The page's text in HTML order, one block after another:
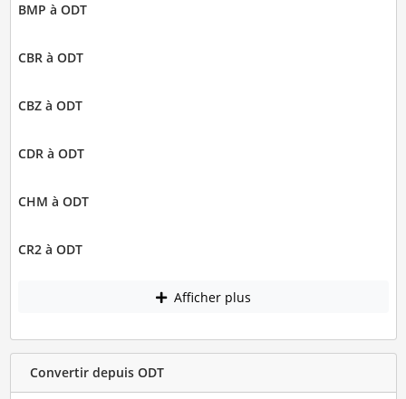
BMP à ODT
CBR à ODT
CBZ à ODT
CDR à ODT
CHM à ODT
CR2 à ODT
Afficher plus
Convertir depuis ODT